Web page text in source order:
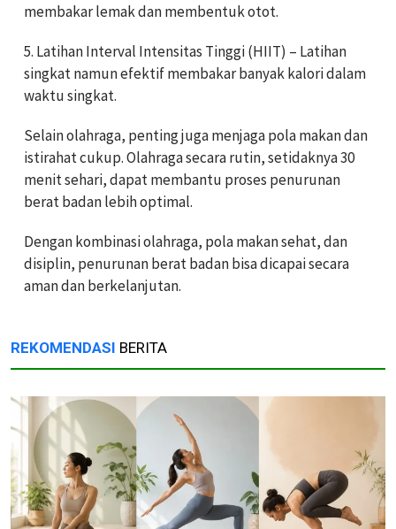
membakar lemak dan membentuk otot.
5. Latihan Interval Intensitas Tinggi (HIIT) – Latihan
singkat namun efektif membakar banyak kalori dalam
waktu singkat.
Selain olahraga, penting juga menjaga pola makan dan
istirahat cukup. Olahraga secara rutin, setidaknya 30
menit sehari, dapat membantu proses penurunan
berat badan lebih optimal.
Dengan kombinasi olahraga, pola makan sehat, dan
disiplin, penurunan berat badan bisa dicapai secara
aman dan berkelanjutan.
REKOMENDASI BERITA